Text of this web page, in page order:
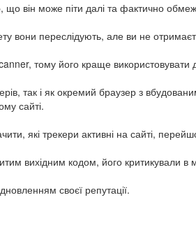
він може піти далі та фактично
вони переслідують, але ви не
тому його краще використовувати
так і як окремий браузер з
сайті.
які трекери активні на сайті,
вихідним кодом, його критикували в
своєї репутації.